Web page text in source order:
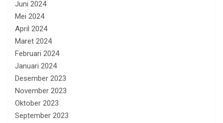
Juni 2024
Mei 2024
April 2024
Maret 2024
Februari 2024
Januari 2024
Desember 2023
November 2023
Oktober 2023
September 2023